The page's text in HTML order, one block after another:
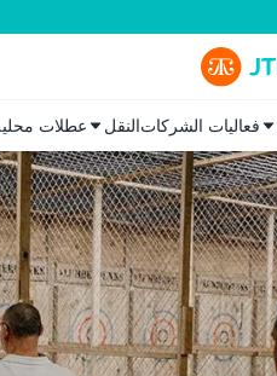
فعاليات الشركاتالنقل عطلات